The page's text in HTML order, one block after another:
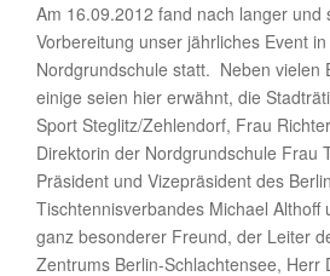
Am 16.09.2012 fand nach langer und
Vorbereitung unser jährliches Event
Nordgrundschule statt. Neben vielen
einige seien hier erwähnt, die
Sport Steglitz/Zehlendorf, Frau
Direktorin der Nordgrundschule Frau
Präsident und Vizepräsident des
Tischtennisverbandes Michael Althoff
ganz besonderer Freund, der Leiter
Zentrums Berlin-Schlachtensee, Herr